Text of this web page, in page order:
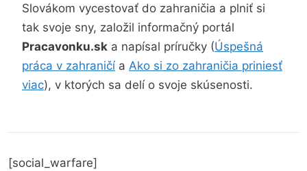
Slovákom vycestovať do zahraničia a plniť si
tak svoje sny, založil informačný portál
Pracavonku.sk a napísal príručky (Úspešná
práca v zahraničía Ako si zo zahraničia priniesť
viac), v ktorých sa delí o svoje skúsenosti.
[social_warfare]